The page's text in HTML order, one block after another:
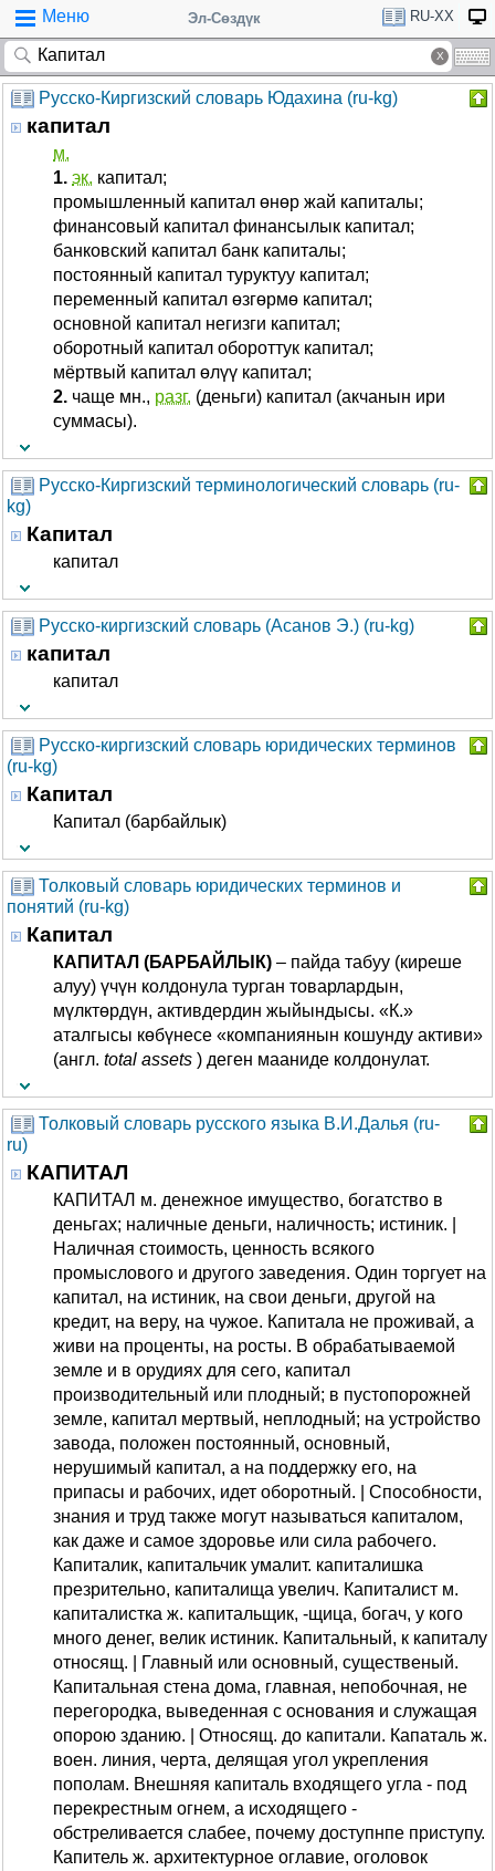
Меню Эл-Сөздүк RU-XX
Русско-Киргизский словарь Юдахина (ru-kg)
капитал
м.
1. эк. капитал;
промышленный капитал өнөр жай капиталы;
финансовый капитал финансылык капитал;
банковский капитал банк капиталы;
постоянный капитал туруктуу капитал;
переменный капитал өзгөрмө капитал;
основной капитал негизги капитал;
оборотный капитал обороттук капитал;
мёртвый капитал өлүү капитал;
2. чаще мн., разг. (деньги) капитал (акчанын ири
суммасы).
Русско-Киргизский терминологический словарь (ru-
kg)
Капитал
капитал
Русско-киргизский словарь (Асанов Э.) (ru-kg)
капитал
капитал
Русско-киргизский словарь юридических терминов
(ru-kg)
Капитал
Капитал (барбайлык)
Толковый словарь юридических терминов и
понятий (ru-kg)
Капитал
КАПИТАЛ (БАРБАЙЛЫК) – пайда табуу (киреше
алуу) үчүн колдонула турган товарлардын,
мүлктөрдүн, активдердин жыйындысы. «К.»
аталгысы көбүнесе «компаниянын кошунду активи»
(англ. total assets ) деген мааниде колдонулат.
Толковый словарь русского языка В.И.Далья (ru-
ru)
КАПИТАЛ
КАПИТАЛ м. денежное имущество, богатство в
деньгах; наличные деньги, наличность; истиник. |
Наличная стоимость, ценность всякого
промыслового и другого заведения. Один торгует на
капитал, на истиник, на свои деньги, другой на
кредит, на веру, на чужое. Капитала не проживай, а
живи на проценты, на росты. В обрабатываемой
земле и в орудиях для сего, капитал
производительный или плодный; в пустопорожней
земле, капитал мертвый, неплодный; на устройство
завода, положен постоянный, основный,
нерушимый капитал, а на поддержку его, на
припасы и рабочих, идет оборотный. | Способности,
знания и труд также могут называться капиталом,
как даже и самое здоровье или сила рабочего.
Капиталик, капитальчик умалит. капиталишка
презрительно, капиталища увелич. Капиталист м.
капиталистка ж. капитальщик, -щица, богач, у кого
много денег, велик истиник. Капитальный, к капиталу
относящ. | Главный или основный, существеный.
Капитальная стена дома, главная, непобочная, не
перегородка, выведенная с основания и служащая
опорою зданию. | Относящ. до капитали. Капаталь ж.
воен. линия, черта, делящая угол укрепления
пополам. Внешняя капиталь входящего угла - под
перекрестным огнем, а исходящего -
обстреливается слабее, почему доступнпе приступу.
Капитель ж. архитектурное оглавие, оголовок